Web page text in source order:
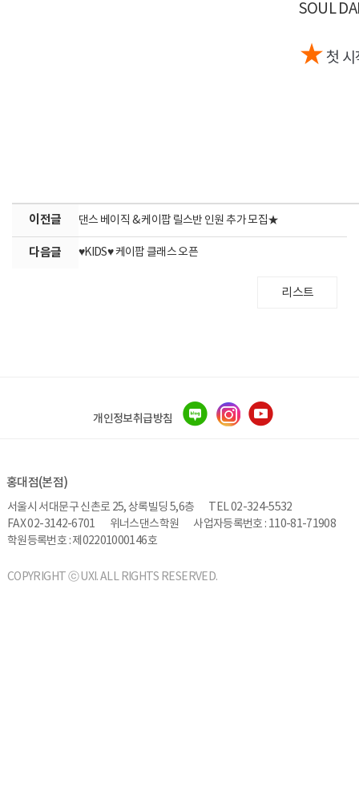
SOUL
★첫 시
이전글 댄스 베이직 & 케이팝 릴스반 인원 추가 모집★
다음글 ♥KIDS♥ 케이팝 클래스 오픈
리스트
개인정보취급방침
홍대점(본점)
서울시 서대문구 신촌로 25, 상록빌딩 5,6층
TEL 02-324-5532
FAX 02-3142-6701
위너스댄스학원
사업자등록번호 : 110-81-71908
학원등록번호 : 제02201000146호
COPYRIGHT ⓒ UXI. ALL RIGHTS RESERVED.